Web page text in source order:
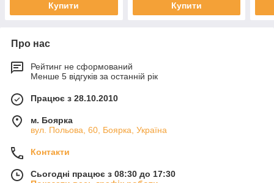
Купити Купити
Про нас
Рейтинг не сформований
Менше 5 відгуків за останній рік
Працює з 28.10.2010
м. Боярка
вул. Польова, 60, Боярка, Україна
Контакти
Сьогодні працює з 08:30 до 17:30